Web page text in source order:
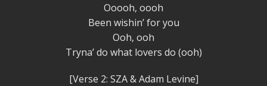
Ooooh, oooh
Been wishin’ for you
Ooh, ooh
Tryna’ do what lovers do (ooh)
[Verse 2: SZA & Adam Levine]